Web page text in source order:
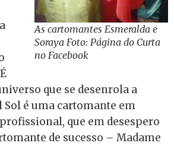
As cartomantes Esmeralda e
Soraya Foto: Página do Curta
no Facebook
que se desenrola a
Sol é uma cartomante em
que em desespero
de sucesso – Madame